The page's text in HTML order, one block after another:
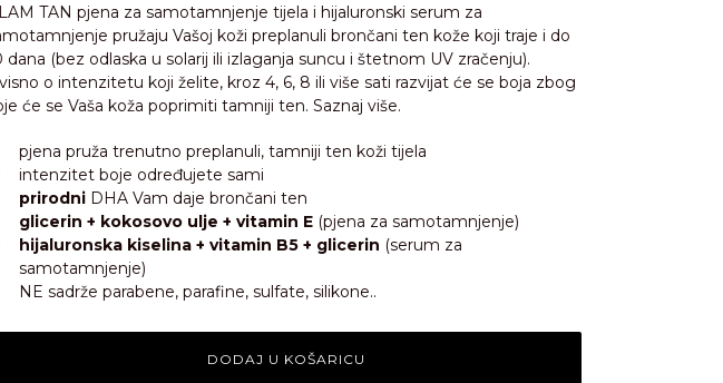
TAN pjena za samotamnjenje tijela i hijaluronski serum za
pružaju Vašoj koži preplanuli brončani ten kože koji traje i do
dana (bez odlaska u solarij ili izlaganja suncu i štetnom UV zračenju).
o intenzitetu koji želite, kroz 4, 6, 8 ili više sati razvijat će se boja zbog
će se Vaša koža poprimiti tamniji ten. Saznaj više.
pjena pruža trenutno preplanuli, tamniji ten koži tijela
intenzitet boje određujete sami
prirodni DHA Vam daje brončani ten
glicerin + kokosovo ulje + vitamin E (pjena za samotamnjenje)
hijaluronska kiselina + vitamin B5 + glicerin (serum za
samotamnjenje)
NE sadrže parabene, parafine, sulfate, silikone..
DODAJ U KOŠARICU